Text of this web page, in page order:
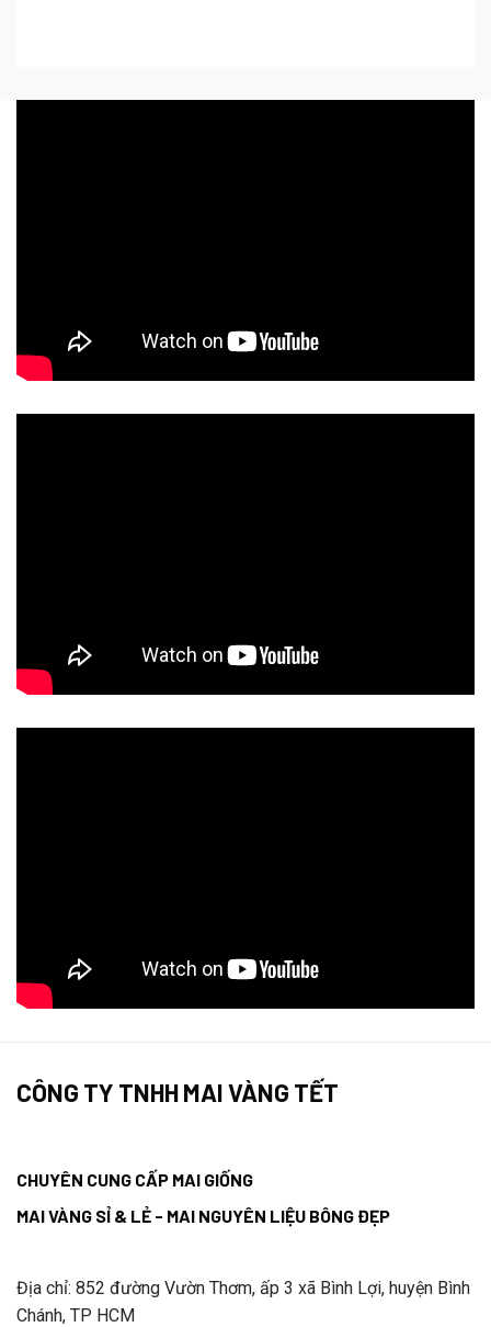
CÔNG TY TNHH MAI VÀNG TẾT
CHUYÊN CUNG CẤP MAI GIỐNG
MAI VÀNG SỈ & LẺ - MAI NGUYÊN LIỆU BÔNG ĐẸP
Địa chỉ: 852 đường Vườn Thơm, ấp 3 xã Bình Lợi, huyện Bình
Chánh, TP HCM